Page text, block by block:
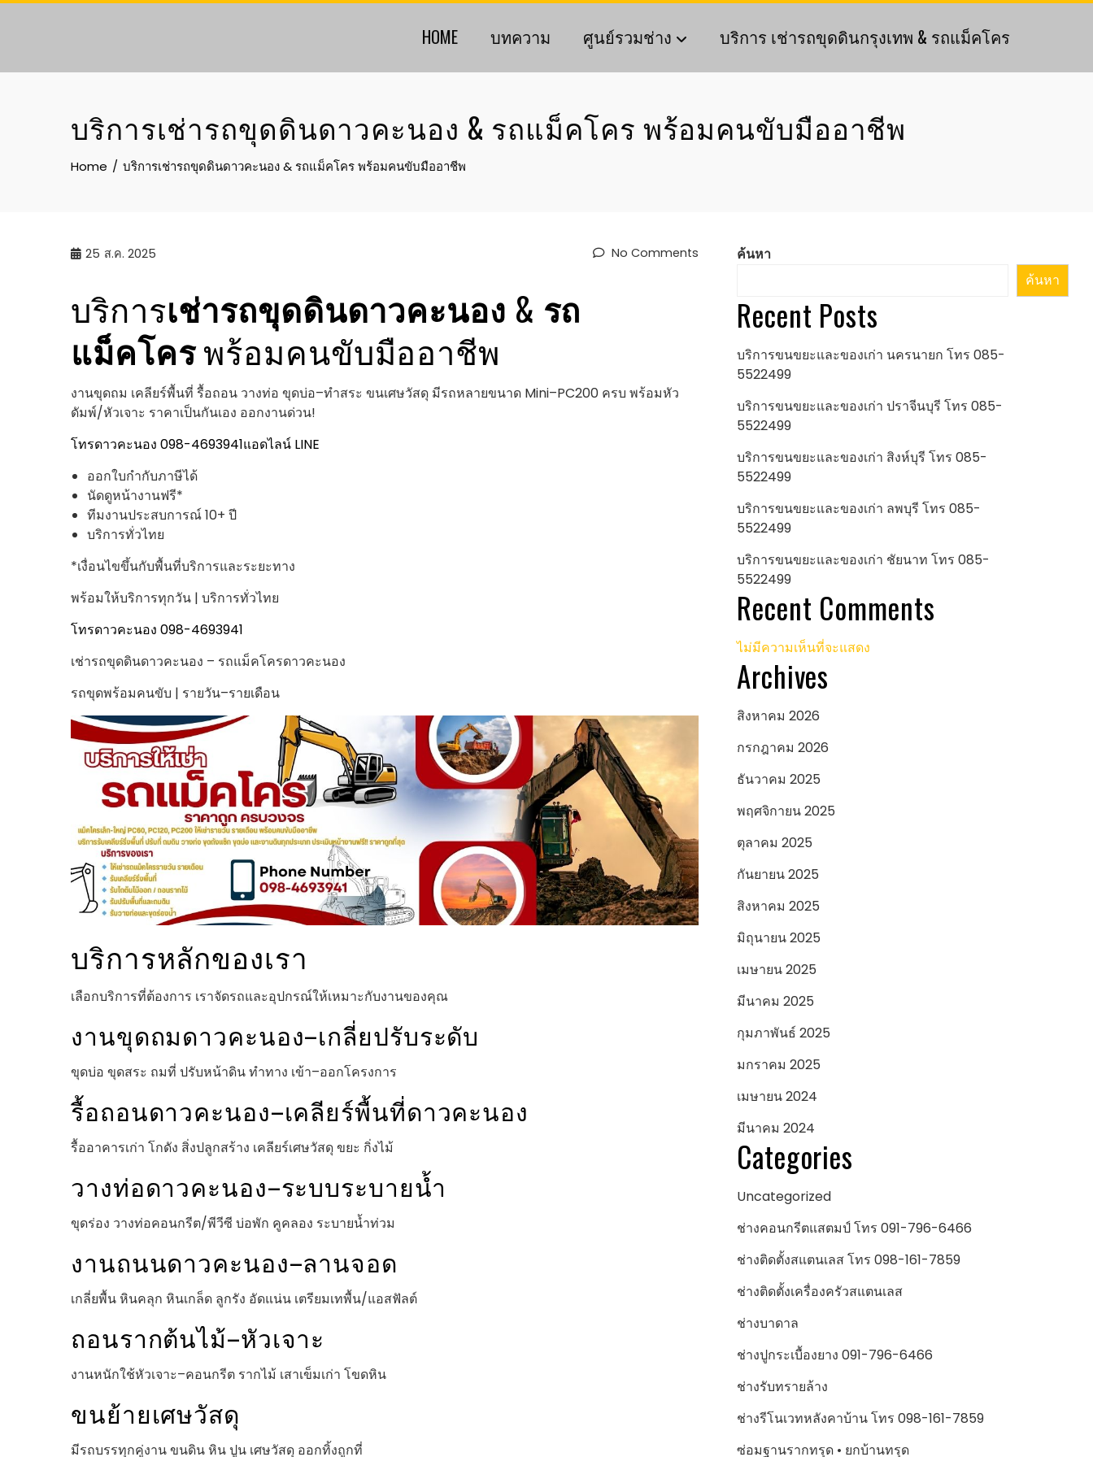
Skip
HOME บทความ ศูนย์รวมช่าง บริการ เช่ารถขุดดินกรุงเทพ & รถแม็คโคร
บริการเช่ารถขุดดินดาวคะนอง & รถแม็คโคร พร้อมคนขับมืออาชีพ
Home บริการเช่ารถขุดดินดาวคะนอง & รถแม็คโคร พร้อมคนขับมืออาชีพ
25 ส.ค. 2025 No Comments
บริการเช่ารถขุดดินดาวคะนอง & รถ
แม็คโครพร้อมคนขับมืออาชีพ
งานขุดถม เคลียร์พื้นที่ รื้อถอน วางท่อ ขุดบ่อ–ทำสระ ขนเศษวัสดุ มีรถหลายขนาด Mini–PC200 ครบ พร้อมหัว
ดัมพ์/หัวเจาะ ราคาเป็นกันเอง ออกงานด่วน!
โทรดาวคะนอง 098-4693941แอดไลน์ LINE
ออกใบกำกับภาษีได้
นัดดูหน้างานฟรี*
ทีมงานประสบการณ์ 10+ ปี
บริการทั่วไทย
*เงื่อนไขขึ้นกับพื้นที่บริการและระยะทาง
พร้อมให้บริการทุกวัน | บริการทั่วไทย
โทรดาวคะนอง 098-4693941
เช่ารถขุดดินดาวคะนอง – รถแม็คโครดาวคะนอง
รถขุดพร้อมคนขับ | รายวัน–รายเดือน
บริการหลักของเรา
เลือกบริการที่ต้องการ เราจัดรถและอุปกรณ์ให้เหมาะกับงานของคุณ
งานขุดถมดาวคะนอง–เกลี่ยปรับระดับ
ขุดบ่อ ขุดสระ ถมที่ ปรับหน้าดิน ทำทาง เข้า–ออกโครงการ
รื้อถอนดาวคะนอง–เคลียร์พื้นที่ดาวคะนอง
รื้ออาคารเก่า โกดัง สิ่งปลูกสร้าง เคลียร์เศษวัสดุ ขยะ กิ่งไม้
วางท่อดาวคะนอง–ระบบระบายน้ำ
ขุดร่อง วางท่อคอนกรีต/พีวีซี บ่อพัก คูคลอง ระบายน้ำท่วม
งานถนนดาวคะนอง–ลานจอด
เกลี่ยพื้น หินคลุก หินเกล็ด ลูกรัง อัดแน่น เตรียมเทพื้น/แอสฟัลต์
ถอนรากต้นไม้–หัวเจาะ
งานหนักใช้หัวเจาะ–คอนกรีต รากไม้ เสาเข็มเก่า โขดหิน
ขนย้ายเศษวัสดุ
มีรถบรรทุกคู่งาน ขนดิน หิน ปูน เศษวัสดุ ออกทิ้งถูกที่
ค้นหา
ค้นหา
Recent Posts
บริการขนขยะและของเก่า นครนายก โทร 085-
5522499
บริการขนขยะและของเก่า ปราจีนบุรี โทร 085-
5522499
บริการขนขยะและของเก่า สิงห์บุรี โทร 085-
5522499
บริการขนขยะและของเก่า ลพบุรี โทร 085-
5522499
บริการขนขยะและของเก่า ชัยนาท โทร 085-
5522499
Recent Comments
ไม่มีความเห็นที่จะแสดง
Archives
สิงหาคม 2026
กรกฎาคม 2026
ธันวาคม 2025
พฤศจิกายน 2025
ตุลาคม 2025
กันยายน 2025
สิงหาคม 2025
มิถุนายน 2025
เมษายน 2025
มีนาคม 2025
กุมภาพันธ์ 2025
มกราคม 2025
เมษายน 2024
มีนาคม 2024
Categories
Uncategorized
ช่างคอนกรีตแสตมป์ โทร 091-796-6466
ช่างติดตั้งสแตนเลส โทร 098-161-7859
ช่างติดตั้งเครื่องครัวสแตนเลส
ช่างบาดาล
ช่างปูกระเบื้องยาง 091-796-6466
ช่างรับทรายล้าง
ช่างรีโนเวทหลังคาบ้าน โทร 098-161-7859
ซ่อมฐานรากทรุด • ยกบ้านทรุด